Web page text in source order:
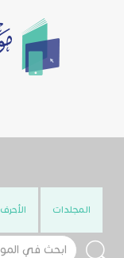
المجلدات الأحرف